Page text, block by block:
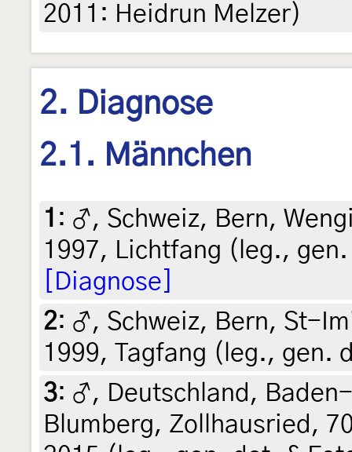
2011: Heidrun Melzer)
2. Diagnose
2.1. Männchen
1 : ♂, Schweiz, Bern,
1997, Lichtfang (leg.,
[Diagnose]
2: ♂, Schweiz, Bern, St-
1999, Tagfang (leg., gen.
3: ♂, Deutschland,
Blumberg, Zollhausried,